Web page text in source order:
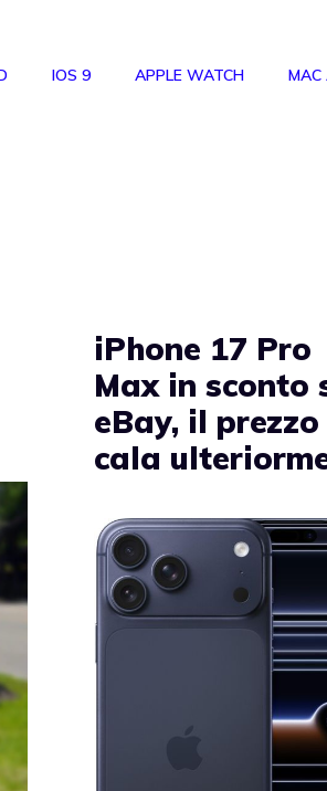
IOS 9 APPLE WATCH MAC
iPhone 17 Pro
Max in sconto
eBay, il prezzo
cala